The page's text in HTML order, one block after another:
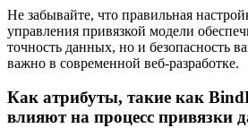
Не забывайте, что правильная
управления привязкой модели
точность данных, но и безопасность
важно в современной веб-разработке.
Как атрибуты, такие как
влияют на процесс привязки